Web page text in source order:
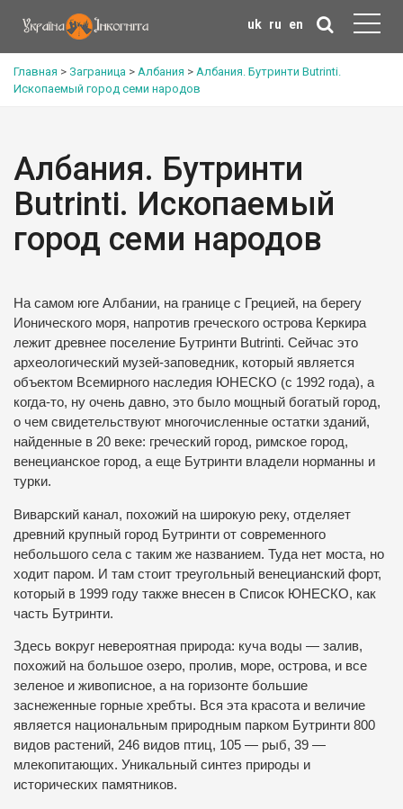
uk ru en
Главная > Заграница > Албания > Албания. Бутринти Butrinti.
Ископаемый город семи народов
Албания. Бутринти
Butrinti. Ископаемый
город семи народов
На самом юге Албании, на границе с Грецией, на берегу
Ионического моря, напротив греческого острова Керкира
лежит древнее поселение Бутринти Butrinti. Сейчас это
археологический музей-заповедник, который является
объектом Всемирного наследия ЮНЕСКО (с 1992 года), а
когда-то, ну очень давно, это было мощный богатый город,
о чем свидетельствуют многочисленные остатки зданий,
найденные в 20 веке: греческий город, римское город,
венецианское город, а еще Бутринти владели норманны и
турки.
Виварский канал, похожий на широкую реку, отделяет
древний крупный город Бутринти от современного
небольшого села с таким же названием. Туда нет моста, но
ходит паром. И там стоит треугольный венецианский форт,
который в 1999 году также внесен в Список ЮНЕСКО, как
часть Бутринти.
Здесь вокруг невероятная природа: куча воды — залив,
похожий на большое озеро, пролив, море, острова, и все
зеленое и живописное, а на горизонте большие
заснеженные горные хребты. Вся эта красота и величие
является национальным природным парком Бутринти 800
видов растений, 246 видов птиц, 105 — рыб, 39 —
млекопитающих. Уникальный синтез природы и
исторических памятников.